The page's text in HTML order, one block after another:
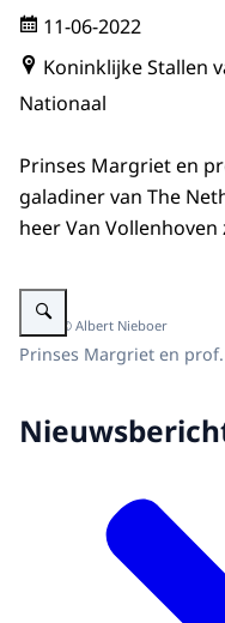
11-06-2022
Koninklijke Stallen
Nationaal
Prinses Margriet en
galadiner van The
heer Van Vollenhoven
Vergroot afbeelding Prinses
Beeld: © Albert Nieboer
Prinses Margriet en